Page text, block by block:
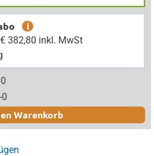
i
| € 382,80 inkl. MwSt
Warenkorb